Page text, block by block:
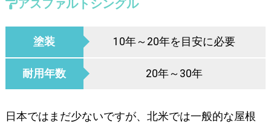
アスファルトシングル
塗装 10年～20年を目安に必要
耐用年数 20年～30年
日本ではまだ少ないですが、北米では一般的な屋根